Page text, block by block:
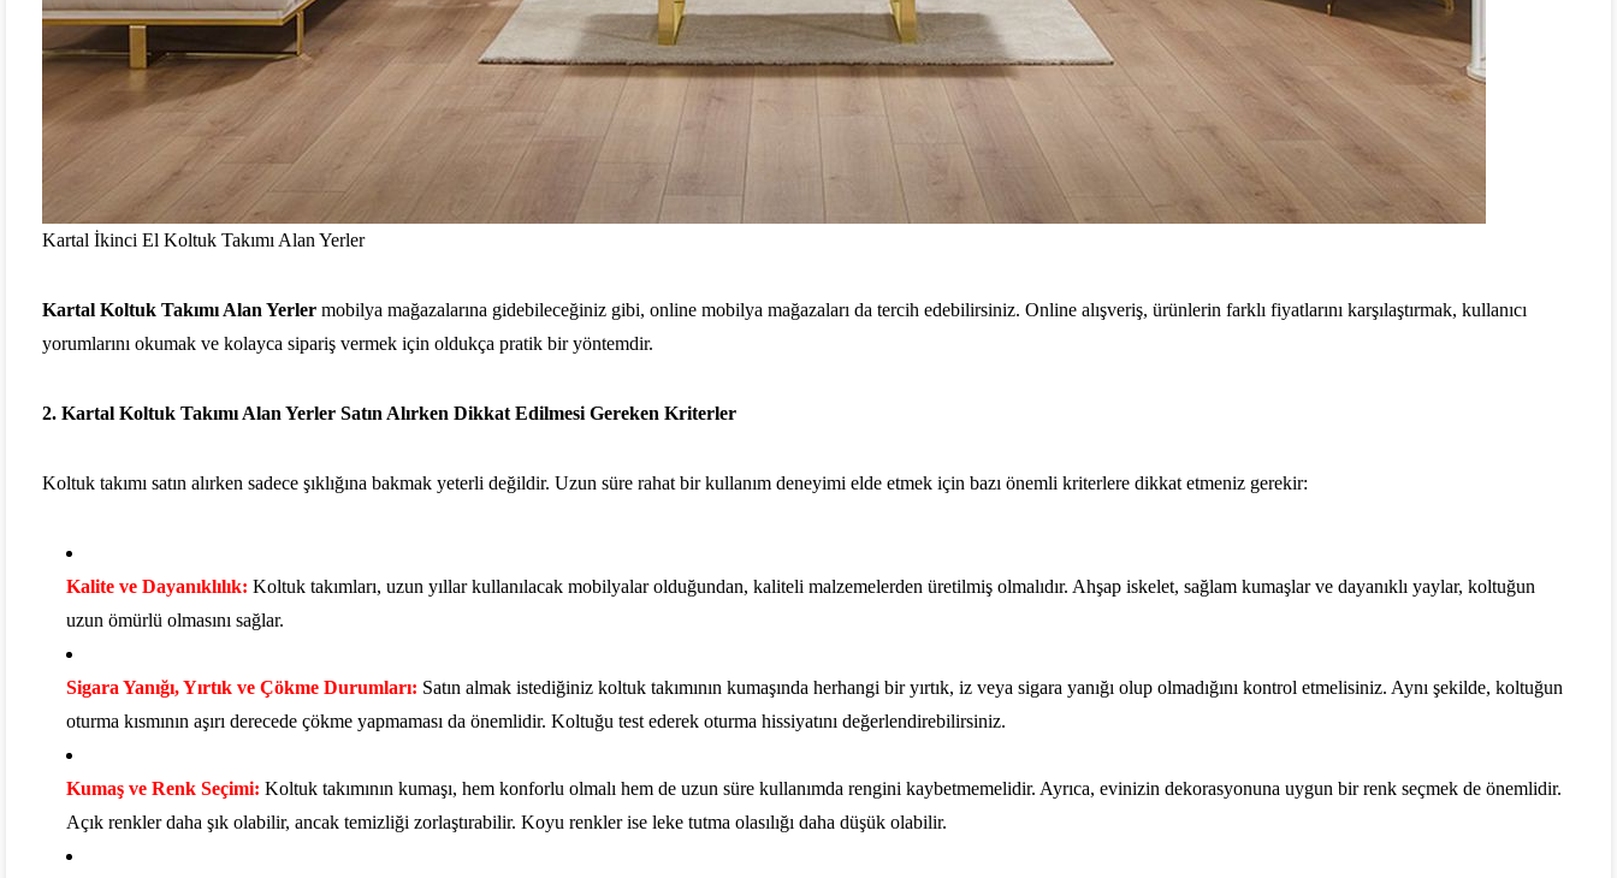
Kartal İkinci El Koltuk Takımı Alan Yerler
Kartal Koltuk Takımı Alan Yerler mobilya mağazalarına gidebileceğiniz gibi, online mobilya mağazaları da tercih edebilirsiniz. Online alışveriş, ürünlerin farklı fiyatlarını karşılaştırmak, kullanıcı
yorumlarını okumak ve kolayca sipariş vermek için oldukça pratik bir yöntemdir.
2. Kartal Koltuk Takımı Alan Yerler Satın Alırken Dikkat Edilmesi Gereken Kriterler
Koltuk takımı satın alırken sadece şıklığına bakmak yeterli değildir. Uzun süre rahat bir kullanım deneyimi elde etmek için bazı önemli kriterlere dikkat etmeniz gerekir:
Kalite ve Dayanıklılık: Koltuk takımları, uzun yıllar kullanılacak mobilyalar olduğundan, kaliteli malzemelerden üretilmiş olmalıdır. Ahşap iskelet, sağlam kumaşlar ve dayanıklı yaylar, koltuğun
uzun ömürlü olmasını sağlar.
Sigara Yanığı, Yırtık ve Çökme Durumları: Satın almak istediğiniz koltuk takımının kumaşında herhangi bir yırtık, iz veya sigara yanığı olup olmadığını kontrol etmelisiniz. Aynı şekilde, koltuğun
oturma kısmının aşırı derecede çökme yapmaması da önemlidir. Koltuğu test ederek oturma hissiyatını değerlendirebilirsiniz.
Kumaş ve Renk Seçimi: Koltuk takımının kumaşı, hem konforlu olmalı hem de uzun süre kullanımda rengini kaybetmemelidir. Ayrıca, evinizin dekorasyonuna uygun bir renk seçmek de önemlidir.
Açık renkler daha şık olabilir, ancak temizliği zorlaştırabilir. Koyu renkler ise leke tutma olasılığı daha düşük olabilir.